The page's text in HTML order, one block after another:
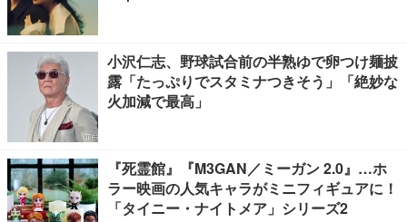
小沢仁志、野球試合前の半熟ゆで卵つけ麺披
露「たっぷりでスタミナつきそう」「絶妙な
火加減で最高」
『死霊館』『M3GAN／ミーガン 2.0』…ホ
ラー映画の人気キャラがミニフィギュアに！
「タイニー・ナイトメア」シリーズ2